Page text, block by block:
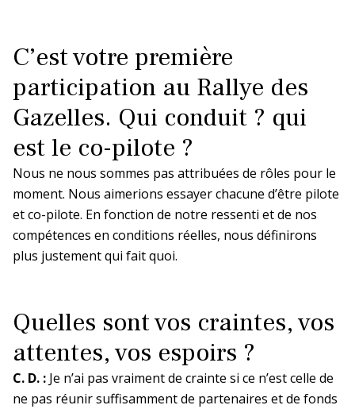
C’est votre première
participation au Rallye des
Gazelles. Qui conduit ? qui
est le co-pilote ?
Nous ne nous sommes pas attribuées de rôles pour le
moment. Nous aimerions essayer chacune d’être pilote
et co-pilote. En fonction de notre ressenti et de nos
compétences en conditions réelles, nous définirons
plus justement qui fait quoi.
Quelles sont vos craintes, vos
attentes, vos espoirs ?
C. D. : Je n’ai pas vraiment de crainte si ce n’est celle de
ne pas réunir suffisamment de partenaires et de fonds